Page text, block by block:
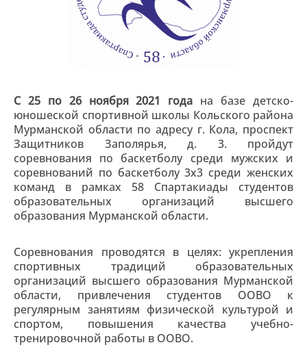
С 25 по 26 ноября 2021 года на базе детско-
юношеской спортивной школы Кольского района
Мурманской области по адресу г. Кола, проспект
Защитников Заполярья, д. 3. пройдут
соревнования по баскетболу среди мужских и
соревнований по баскетболу 3х3 среди женских
команд в рамках 58 Спартакиады студентов
образовательных организаций высшего
образования Мурманской области.
Соревнования проводятся в целях: укрепления
спортивных традиций образовательных
организаций высшего образования Мурманской
области, привлечения студентов ООВО к
регулярным занятиям физической культурой и
спортом, повышения качества учебно-
тренировочной работы в ООВО.